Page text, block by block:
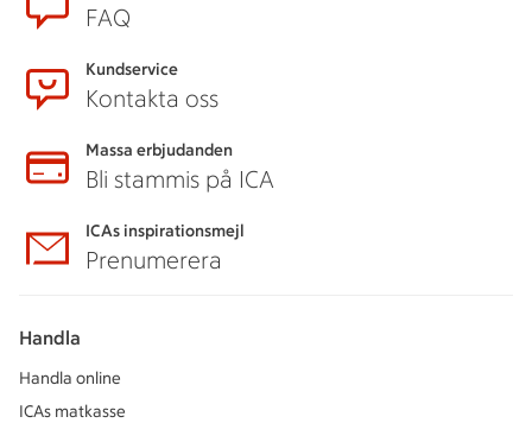
FAQ
Kundservice
Kontakta oss
Massa erbjudanden
Bli stammis på ICA
ICAs inspirationsmejl
Prenumerera
Handla
Handla online
ICAs matkasse